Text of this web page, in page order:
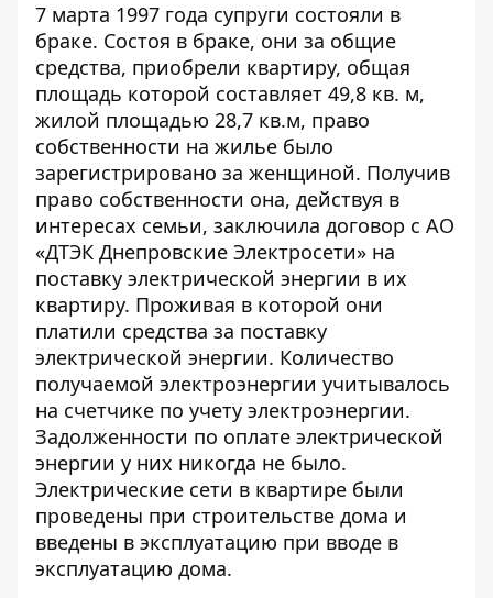
7 марта 1997 года супруги состояли в
браке. Состоя в браке, они за общие
средства, приобрели квартиру, общая
площадь которой составляет 49,8 кв. м,
жилой площадью 28,7 кв.м, право
собственности на жилье было
зарегистрировано за женщиной. Получив
право собственности она, действуя в
интересах семьи, заключила договор с АО
«ДТЭК Днепровские Электросети» на
поставку электрической энергии в их
квартиру. Проживая в которой они
платили средства за поставку
электрической энергии. Количество
получаемой электроэнергии учитывалось
на счетчике по учету электроэнергии.
Задолженности по оплате электрической
энергии у них никогда не было.
Электрические сети в квартире были
проведены при строительстве дома и
введены в эксплуатацию при вводе в
эксплуатацию дома.